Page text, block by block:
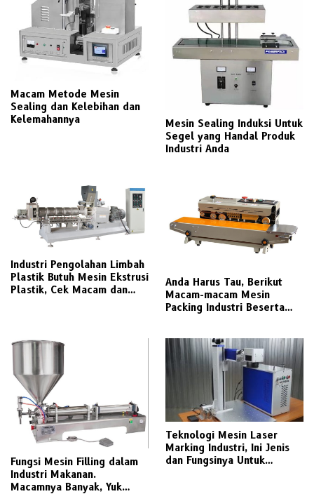
Macam Metode Mesin
Sealing dan Kelebihan dan
Kelemahannya
Mesin Sealing Induksi Untuk
Segel yang Handal Produk
Industri Anda
Industri Pengolahan Limbah
Plastik Butuh Mesin Ekstrusi
Plastik, Cek Macam dan
Anda Harus Tau, Berikut
Macam-macam Mesin
Packing Industri Beserta
Fungsi Mesin Filling dalam
Industri Makanan.
Macamnya Banyak, Yuk
Teknologi Mesin Laser
Marking Industri, Ini Jenis
dan Fungsinya Untuk